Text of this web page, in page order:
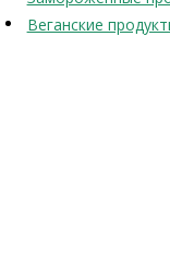
Веганские